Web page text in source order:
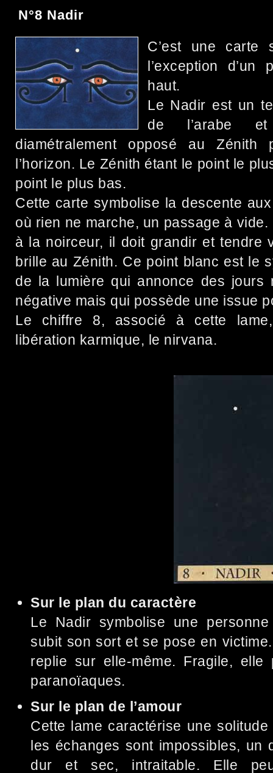
N°8 Nadir
C’est une carte
l’exception
haut.
Le Nadir est un
de l’arabe
diamétralement opposé au
l’horizon. Le Zénith étant le point le
point le plus bas.
Cette carte symbolise la descente
où rien ne marche, un passage à vide.
à la noirceur, il doit grandir et tendre
brille au Zénith. Ce point blanc est le
de la lumière qui annonce des jours
négative mais qui possède une issue
Le chiffre 8, associé à cette
libération karmique, le nirvana.
Sur le plan du caractère
Le Nadir symbolise une
subit son sort et se pose en
replie sur elle-même. Fragile,
paranoïaques.
Sur le plan de l’amour
Cette lame caractérise une
les échanges sont impossibles,
dur et sec, intraitable. Elle